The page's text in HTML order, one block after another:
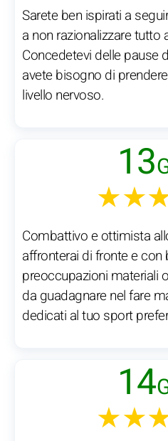
Sarete ben ispirati a
a non razionalizzare tutto
Concedetevi delle pause
avete bisogno di
livello nervoso.
13
Combattivo e ottimista
affronterai di fronte e con
preoccupazioni materiali
da guadagnare nel fare
dedicati al tuo sport
14